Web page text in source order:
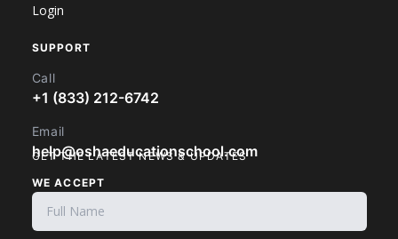
Login
SUPPORT
Call
+1 (833) 212-6742
Email
help@oshaeducationschool.com
WE ACCEPT
GET THE LATEST NEWS & UPDATES